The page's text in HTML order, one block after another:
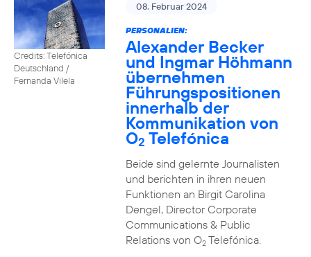
Credits: Telefónica
Deutschland /
Fernanda Vilela
08. Februar 2024
PERSONALIEN:
Alexander Becker
und Ingmar Höhmann
übernehmen
Führungspositionen
innerhalb der
Kommunikation von
O2 Telefónica
Beide sind gelernte Journalisten
und berichten in ihren neuen
Funktionen an Birgit Carolina
Dengel, Director Corporate
Communications & Public
Relations von O2Telefónica.